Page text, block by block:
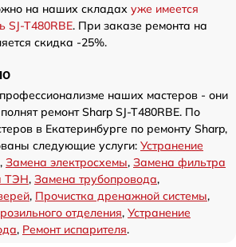
на наших складах уже имеется
SJ-T480RBE. При заказе ремонта на
скидка -25%.
наших мастеров - они
ремонт Sharp SJ-T480RBE. По
в Екатеринбурге по ремонту Sharp,
следующие услуги: Устранение
, Замена электросхемы, Замена фильтра
ТЭН, Замена трубопровода,
, Прочистка дренажной системы,
отделения, Устранение
, Ремонт испарителя.